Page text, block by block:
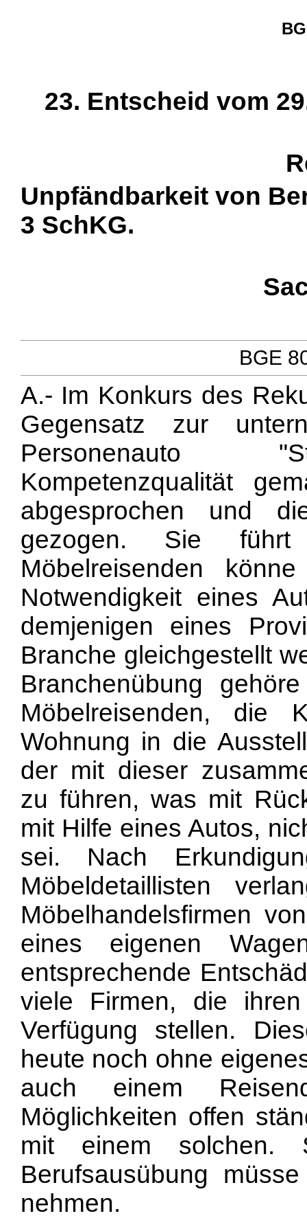
23. Entscheid vom
Unpfändbarkeit von
3 SchKG.
BGE
A.- Im Konkurs des
Gegensatz zur
Personenauto
Kompetenzqualität
abgesprochen und
gezogen. Sie
Möbelreisenden
Notwendigkeit eines
demjenigen eines
Branche gleichgestellt
Branchenübung
Möbelreisenden, die
Wohnung in die
der mit dieser
zu führen, was mit
mit Hilfe eines Autos,
sei. Nach
Möbeldetaillisten
Möbelhandelsfirmen
eines eigenen
entsprechende
viele Firmen, die
Verfügung stellen.
heute noch ohne
auch einem
Möglichkeiten offen
mit einem solchen.
Berufsausübung
nehmen.